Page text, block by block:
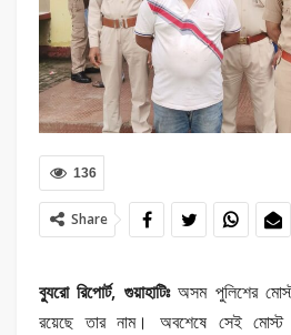
136
Share
ব্যুরো রিপোর্ট, গুয়াহাটিঃঅসম পুলিশের মোস্ট
রয়েছে তার নাম। অবশেষে সেই মোস্ট